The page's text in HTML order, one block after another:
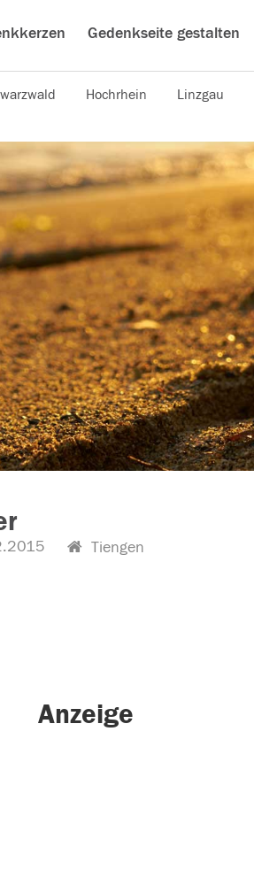
Gedenkseite gestalten
Hochrhein Linzgau
Tiengen
Anzeige